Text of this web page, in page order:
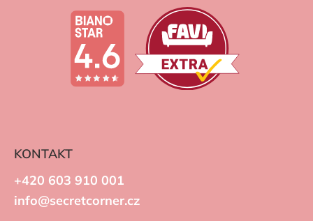
KONTAKT
+420 603 910 001
info@secretcorner.cz